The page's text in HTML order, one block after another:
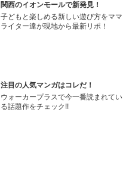
関西のイオンモールで新発見！
子どもと楽しめる新しい遊び方をママ
ライター達が現地から最新リポ！
注目の人気マンガはコレだ！
ウォーカープラスで今一番読まれてい
る話題作をチェック!!